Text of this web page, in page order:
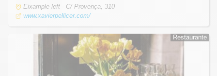
Eixample left - C/ Provença, 310
www.xavierpellicer.com/
Restaurante
Restaurante